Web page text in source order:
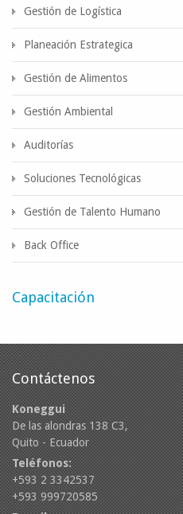
Gestión de Logística
Planeación Estrategica
Gestión de Alimentos
Gestión Ambiental
Auditorías
Soluciones Tecnológicas
Gestión de Talento Humano
Back Office
Capacitación
Contáctenos
Koneggui
De las alondras 138 C3,
Quito - Ecuador
Teléfonos:
+593 2 3342537
+593 999720585